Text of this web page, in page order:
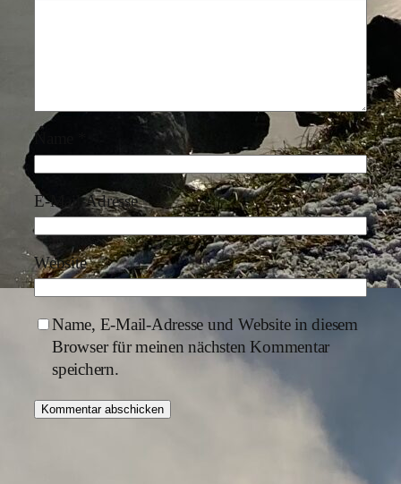
Name
E-Mail-Adresse*
Website
Name, E-Mail-Adresse und Website in diesem
Browser für meinen nächsten Kommentar
speichern.